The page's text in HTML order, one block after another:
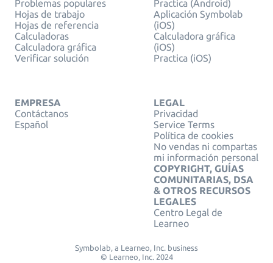
Problemas populares
Hojas de trabajo
Hojas de referencia
Calculadoras
Calculadora gráfica
Verificar solución
Practica (Android)
Aplicación Symbolab
(iOS)
Calculadora gráfica
(iOS)
Practica (iOS)
EMPRESA
Contáctanos
Español
LEGAL
Privacidad
Service Terms
Política de cookies
No vendas ni compartas
mi información personal
COPYRIGHT, GUÍAS
COMUNITARIAS, DSA
& OTROS RECURSOS
LEGALES
Centro Legal de
Learneo
Symbolab, a Learneo, Inc. business
© Learneo, Inc. 2024